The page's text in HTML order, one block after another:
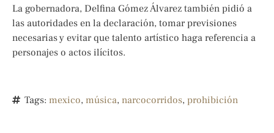
La gobernadora, Delfina Gómez Álvarez también pidió a
las autoridades en la declaración, tomar previsiones
necesarias y evitar que talento artístico haga referencia a
personajes o actos ilícitos.
Tags: mexico, música, narcocorridos, prohibición